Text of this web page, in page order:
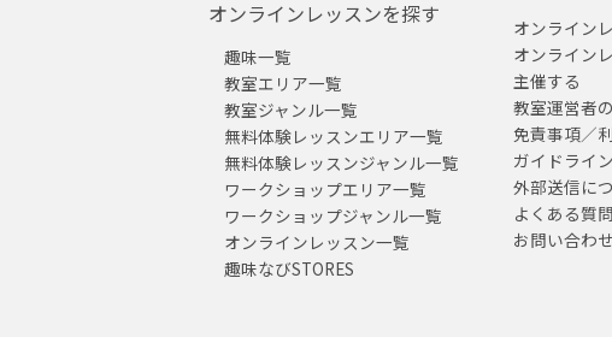
オンラインレッスンを探す
趣味一覧
教室エリア一覧
教室ジャンル一覧
無料体験レッスンエリア一覧
無料体験レッスンジャンル一覧
ワークショップエリア一覧
ワークショップジャンル一覧
オンラインレッスン一覧
趣味なびSTORES
オンライン
オンライン
主催する
教室運営者
免責事項／
ガイドライン
外部送信に
よくある質問
お問い合わせ